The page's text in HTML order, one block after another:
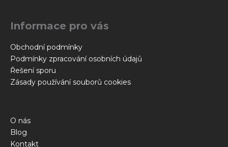
Informace pro vás
Obchodní podmínky
Podmínky zpracování osobních údajů
Řešení sporu
Zásady používání souborů cookies
O nás
Blog
Kontakt